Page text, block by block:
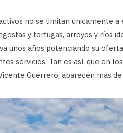
no se limitan únicamente
y tortugas, arroyos y ríos
unos años potenciando su
servicios. Tan es así, que en
Guerrero, aparecen más